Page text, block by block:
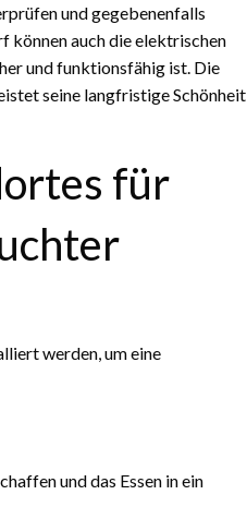
und gegebenenfalls
können auch die elektrischen
und funktionsfähig ist. Die
seine langfristige Schönheit
für
werden, um eine
und das Essen in ein